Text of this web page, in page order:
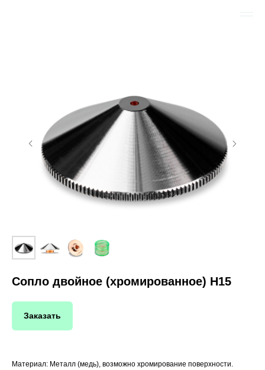
Сопло двойное (хромированное) H15
Заказать
Материал: Металл (медь), возможно хромирование поверхности.